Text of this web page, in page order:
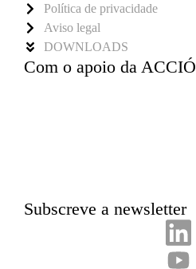
Política de privacidade
Aviso legal
DOWNLOADS
Com o apoio da ACCIÓ
Subscreve a newsletter